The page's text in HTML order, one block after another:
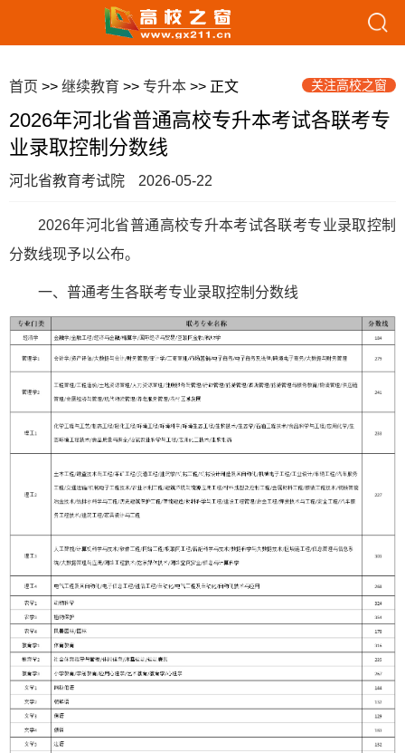
首页 >> 继续教育 >> 专升本 >> 正文 关注高校之窗
2026年河北省普通高校专升本考试各联考专
业录取控制分数线
河北省教育考试院 2026-05-22
2026年河北省普通高校专升本考试各联考专业录取控制
分数线现予以公布。
一、普通考生各联考专业录取控制分数线